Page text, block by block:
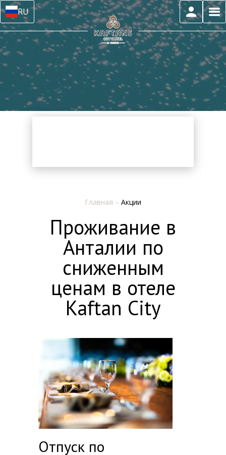
RU
Главная – Акции
Проживание в
Анталии по
сниженным
ценам в отеле
Kaftan City
Отпуск по